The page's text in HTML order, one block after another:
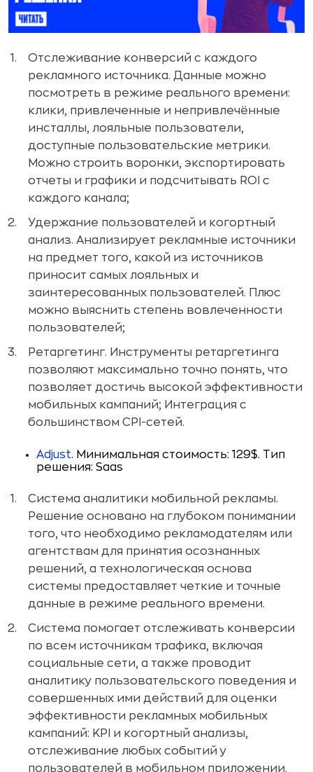
Отслеживание конверсий с каждого
рекламного источника. Данные можно
посмотреть в режиме реального времени:
клики, привлеченные и непривлечённые
инсталлы, лояльные пользователи,
доступные пользовательские метрики.
Можно строить воронки, экспортировать
отчеты и графики и подсчитывать ROI с
каждого канала;
Удержание пользователей и когортный
анализ. Анализирует рекламные источники
на предмет того, какой из источников
приносит самых лояльных и
заинтересованных пользователей. Плюс
можно выяснить степень вовлеченности
пользователей;
Ретаргетинг. Инструменты ретаргетинга
позволяют максимально точно понять, что
позволяет достичь высокой эффективности
мобильных кампаний; Интеграция с
большинством CPI-сетей.
Adjust. Минимальная стоимость: 129$. Тип
решения: Saas
Система аналитики мобильной рекламы.
Решение основано на глубоком понимании
того, что необходимо рекламодателям или
агентствам для принятия осознанных
решений, а технологическая основа
системы предоставляет четкие и точные
данные в режиме реального времени.
Система помогает отслеживать конверсии
по всем источникам трафика, включая
социальные сети, а также проводит
аналитику пользовательского поведения и
совершенных ими действий для оценки
эффективности рекламных мобильных
кампаний: KPI и когортный анализы,
отслеживание любых событий у
пользователей в мобильном приложении.